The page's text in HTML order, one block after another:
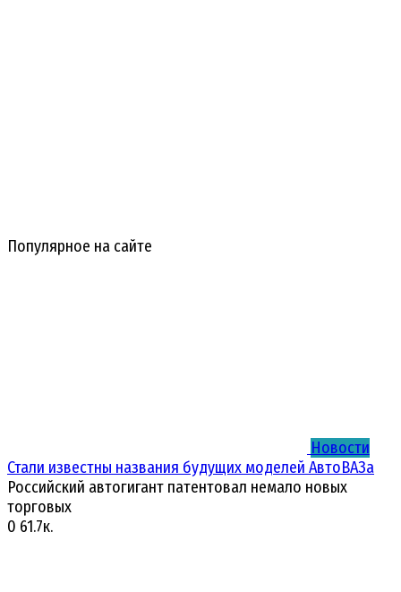
Популярное на сайте
Новости
Стали известны названия будущих моделей АвтоВАЗа
Российский автогигант патентовал немало новых
торговых
0 61.7к.